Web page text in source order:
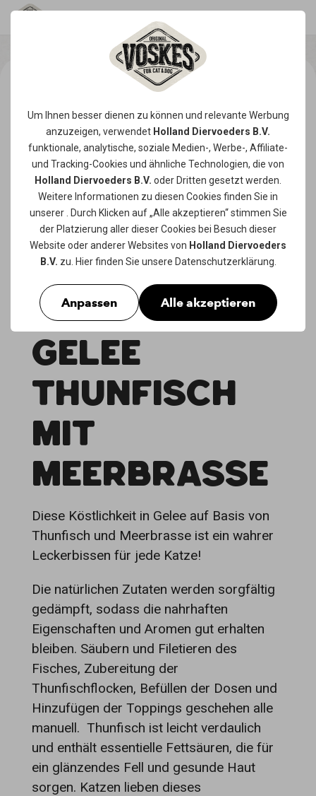
Um Ihnen besser dienen zu können und relevante Werbung
anzuzeigen, verwendet Holland Diervoeders B.V.
funktionale, analytische, soziale Medien-, Werbe-, Affiliate-
und Tracking-Cookies und ähnliche Technologien, die von
Holland Diervoeders B.V. oder Dritten gesetzt werden.
Weitere Informationen zu diesen Cookies finden Sie in
unserer
. Durch Klicken auf „Alle akzeptieren“ stimmen Sie
der Platzierung aller dieser Cookies bei Besuch dieser
Website oder anderer Websites von Holland Diervoeders
B.V. zu. Hier finden Sie unsere Datenschutzerklärung
Anpassen Alle akzeptieren
GELEE
THUNFISCH
MIT
MEERBRASSE
Diese Köstlichkeit in Gelee auf Basis von
Thunfisch und Meerbrasse ist ein wahrer
Leckerbissen für jede Katze!
Die natürlichen Zutaten werden sorgfältig
gedämpft, sodass die nahrhaften
Eigenschaften und Aromen gut erhalten
bleiben. Säubern und Filetieren des
Fisches, Zubereitung der
Thunfischflocken, Befüllen der Dosen und
Hinzufügen der Toppings geschehen alle
manuell. Thunfisch ist leicht verdaulich
und enthält essentielle Fettsäuren, die für
ein glänzendes Fell und gesunde Haut
sorgen. Katzen lieben dieses